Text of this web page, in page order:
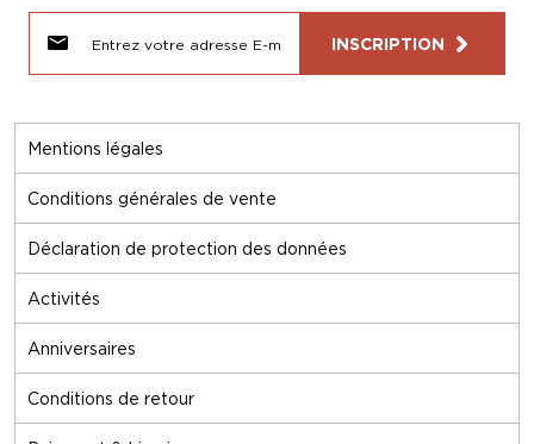
Mentions légales
Conditions générales de vente
Déclaration de protection des données
Activités
Anniversaires
Conditions de retour
INSCRIPTION